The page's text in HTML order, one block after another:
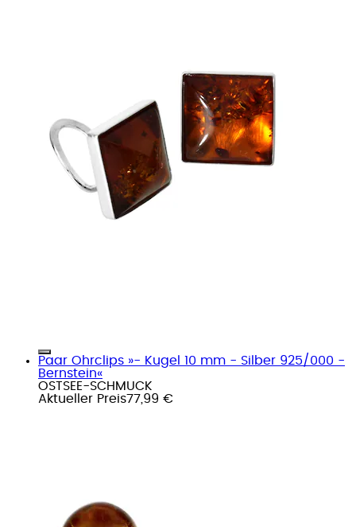
Paar Ohrclips »- Kugel 10 mm - Silber 925/000 -
Bernstein«
OSTSEE-SCHMUCK
Aktueller Preis77,99 €